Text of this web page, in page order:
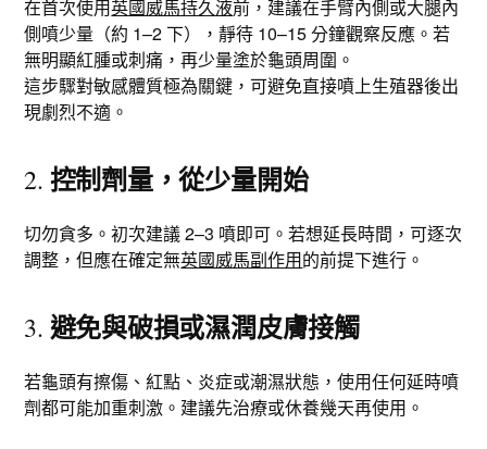
在首次使用英國威馬持久液前，建議在手臂內側或大腿內
側噴少量（約 1–2 下），靜待 10–15 分鐘觀察反應。若
無明顯紅腫或刺痛，再少量塗於龜頭周圍。
這步驟對敏感體質極為關鍵，可避免直接噴上生殖器後出
現劇烈不適。
2. 控制劑量，從少量開始
切勿貪多。初次建議 2–3 噴即可。若想延長時間，可逐次
調整，但應在確定無英國威馬副作用的前提下進行。
3. 避免與破損或濕潤皮膚接觸
若龜頭有擦傷、紅點、炎症或潮濕狀態，使用任何延時噴
劑都可能加重刺激。建議先治療或休養幾天再使用。